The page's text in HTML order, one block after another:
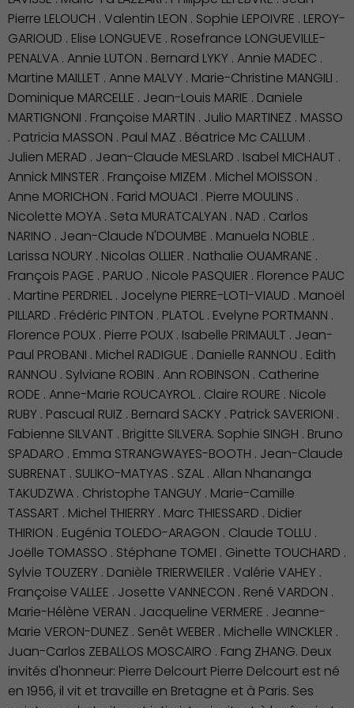
Économie Commerce
Emploi
Pierre LELOUCH . Valentin LEON . Sophie LEPOIVRE . LEROY-
GARIOUD . Elise LONGUEVE . Rosefrance LONGUEVILLE-
PENALVA . Annie LUTON . Bernard LYKY . Annie MADEC .
Martine MAILLET . Anne MALVY . Marie-Christine MANGILI .
Dominique MARCELLE . Jean-Louis MARIE . Daniele
MARTIGNONI . Françoise MARTIN . Julio MARTINEZ . MASSO
. Patricia MASSON . Paul MAZ . Béatrice Mc CALLUM .
Julien MERAD . Jean-Claude MESLARD . Isabel MICHAUT .
Annick MINSTER . Françoise MIZEM . Michel MOISSON .
Anne MORICHON . Farid MOUACI . Pierre MOULINS .
Nicolette MOYA . Seta MURATCALYAN . NAD . Carlos
NARINO . Jean-Claude N'DOUMBE . Manuela NOBLE .
Larissa NOURY . Nicolas OLLIER . Nathalie OUAMRANE .
François PAGE . PARUO . Nicole PASQUIER . Florence PAUC
. Martine PERDRIEL . Jocelyne PIERRE-LOTI-VIAUD . Manoël
PILLARD . Frédéric PINTON . PLATOL . Evelyne PORTMANN .
Florence POUX . Pierre POUX . Isabelle PRIMAULT . Jean-
Paul PROBANI . Michel RADIGUE . Danielle RANNOU . Edith
RANNOU . Sylviane ROBIN . Ann ROBINSON . Catherine
RODE . Anne-Marie ROUCAYROL . Claire ROURE . Nicole
RUBY . Pascual RUIZ . Bernard SACKY . Patrick SAVERIONI .
Fabienne SILVANT . Brigitte SILVERA. Sophie SINGH . Bruno
SPADARO . Emma STRANGWAYES-BOOTH . Jean-Claude
SUBRENAT . SULIKO-MATYAS . SZAL . Allan Nhananga
TAKUDZWA . Christophe TANGUY . Marie-Camille
TASSART . Michel THIERRY . Marc THIESSARD . Didier
THIRION . Eugénia TOLEDO-ARAGON . Claude TOLLU .
Joëlle TOMASSO . Stéphane TOMEI . Ginette TOUCHARD .
Sylvie TOUZERY . Danièle TRIERWEILER . Valérie VAHEY .
Françoise VALLEE . Josette VANNECON . René VARDON .
Marie-Hélène VERAN . Jacqueline VERMERE . Jeanne-
Marie VERON-DUNEZ . Senêt WEBER . Michelle WINCKLER .
Juan-Carlos ZEBALLOS MOSCAIRO . Fang ZHANG. Deux
invités d'honneur: Pierre Delcourt Pierre Delcourt est né
en 1956, il vit et travaille en Bretagne et à Paris. Ses